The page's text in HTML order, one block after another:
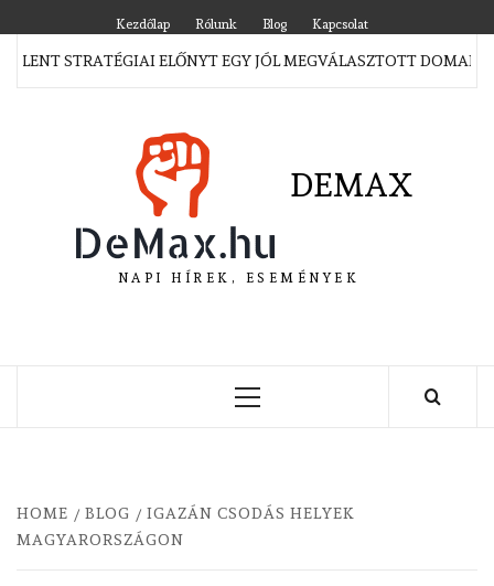
to
content
Kezdőlap Rólunk Blog Kapcsolat
STRATÉGIAI ELŐNYT EGY JÓL MEGVÁLASZTOTT DOMAIN
DEMAX
NAPI HÍREK, ESEMÉNYEK
Primary
HOME BLOG
IGAZÁN CSODÁS HELYEK
MAGYARORSZÁGON